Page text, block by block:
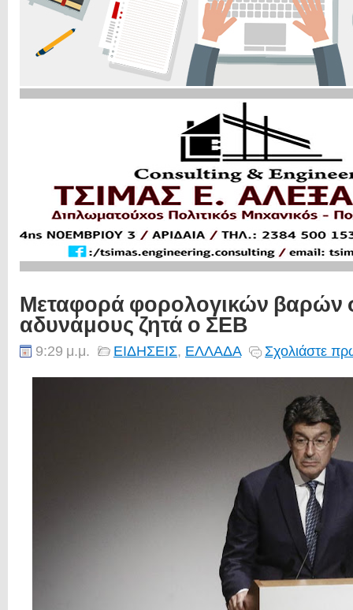
Μεταφορά φορολογικών βαρών
αδυνάμους ζητά ο ΣΕΒ
9:29 μ.μ. ΕΙΔΗΣΕΙΣ, ΕΛΛΑΔΑ Σχολιάστε